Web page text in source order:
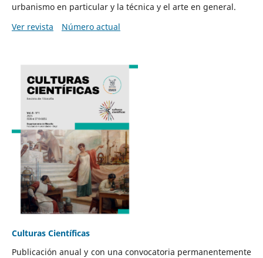
urbanismo en particular y la técnica y el arte en general.
Ver revista
Número actual
Culturas Científicas
Publicación anual y con una convocatoria permanentemente